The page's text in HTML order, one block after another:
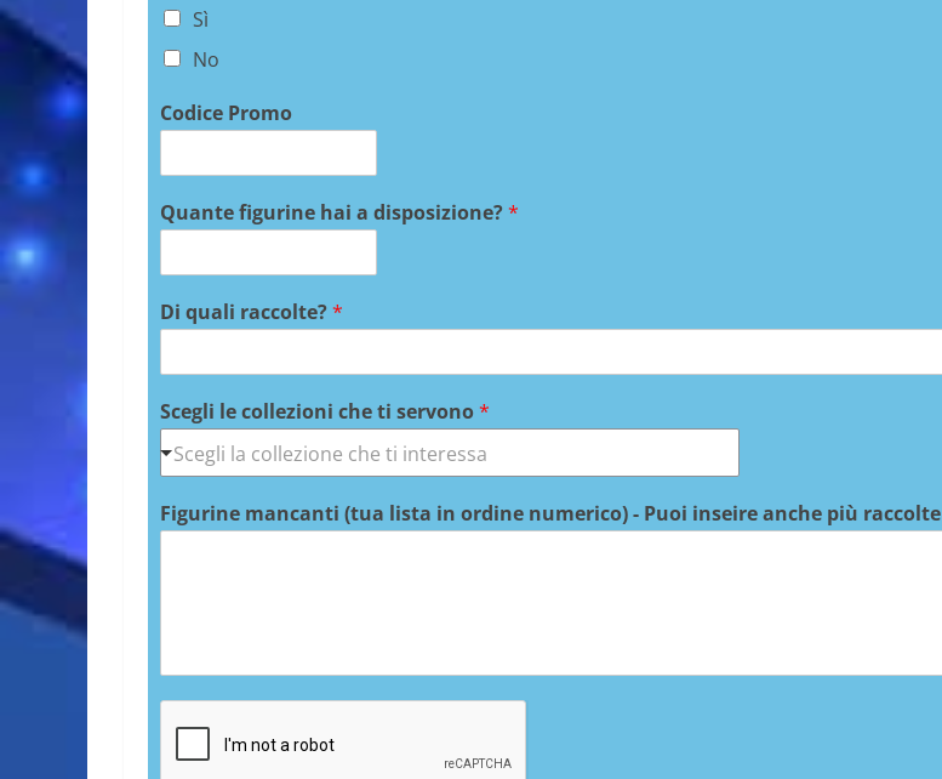
Sì
No
Codice Promo
Quante figurine hai a disposizione?*
Di quali raccolte?*
Scegli le collezioni che ti servono*
Figurine mancanti (tua lista in ordine numerico) - Puoi inseire anche più raccolte